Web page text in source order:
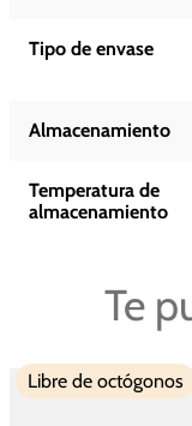
Tipo de envase
Almacenamiento
Temperatura de
almacenamiento
Te
Libre de octógonos